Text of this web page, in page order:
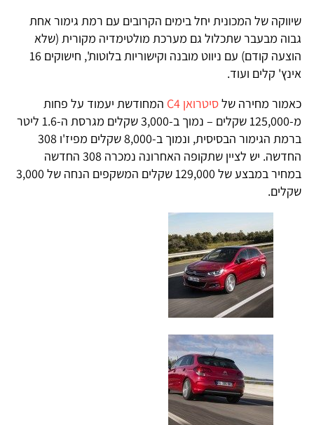
שיווקה של המכונית יחל בימים הקרובים עם רמת גימור אחת
גבוה מבעבר שתכלול גם מערכת מולטימדיה מקורית (שלא
הוצעה קודם) עם ניווט מובנה וקישוריות בלוטות', חישוקים 16
אינץ' קלים ועוד.
כאמור מחירה שלסיטרואן C4
המחודשת יעמוד על פחות
מ-125,000 שקלים – נמוך ב-3,000 שקלים מגרסת ה-1.6 ליטר
ברמת הגימור הבסיסית, ונמוך ב-8,000 שקלים מפיז'ו 308
החדשה. יש לציין שתקופה האחרונה נמכרה 308 החדשה
במחיר במבצע של 129,000 שקלים המשקפים הנחה של 3,000
שקלים.